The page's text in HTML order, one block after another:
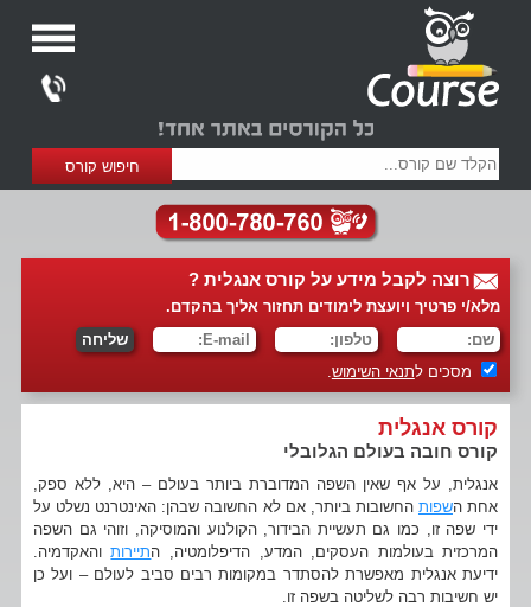
רוצה לקבל מידע על קורס אנגלית ?
מלא/י פרטיך ויועצת לימודים תחזור אליך בהקדם.
מסכים לתנאי השימוש.
קורס אנגלית
קורס חובה בעולם הגלובלי
אנגלית, על אף שאין השפה המדוברת ביותר בעולם – היא, ללא ספק,
אחת השפות החשובות ביותר, אם לא החשובה שבהן: האינטרנט נשלט על
ידי שפה זו, כמו גם תעשיית הבידור, הקולנוע והמוסיקה, וזוהי גם השפה
המרכזית בעולמות העסקים, המדע, הדיפלומטיה, התיירותוהאקדמיה.
ידיעת אנגלית מאפשרת להסתדר במקומות רבים סביב לעולם – ועל כן
יש חשיבות רבה לשליטה בשפה זו.